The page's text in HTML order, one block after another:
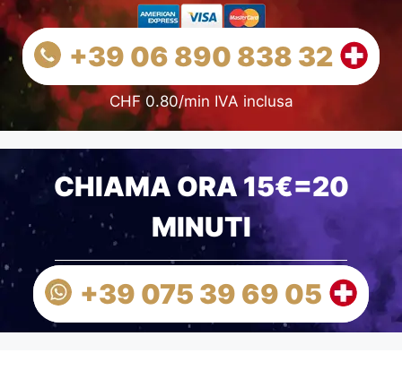
+39 06 890 838 32
CHF 0.80/min IVA inclusa
CHIAMA ORA 15€=20
MINUTI
+39 075 39 69 05